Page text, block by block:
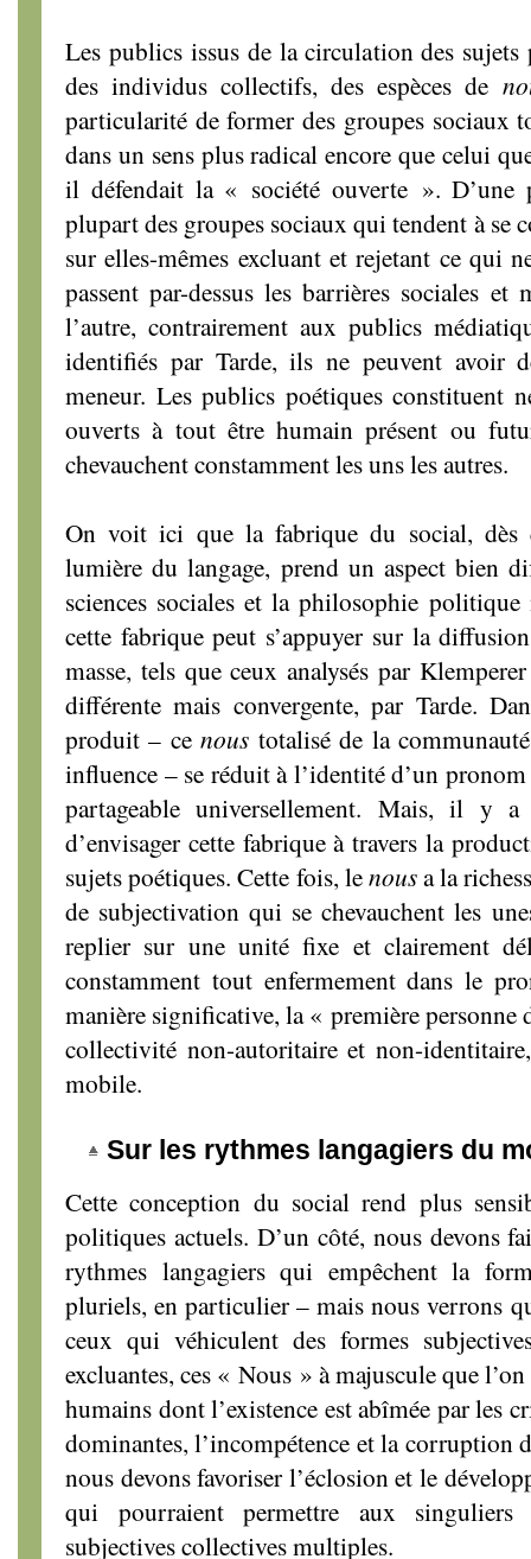
Les publics issus de la circulation des
des individus collectifs, des espèces de
particularité de former des groupes sociaux
dans un sens plus radical encore que celui
il défendait la « société ouverte ». D’une
plupart des groupes sociaux qui tendent à se
sur elles-mêmes excluant et rejetant ce qui
passent par-dessus les barrières sociales
l’autre, contrairement aux publics
identifiés par Tarde, ils ne peuvent avoir
meneur. Les publics poétiques constituent
ouverts à tout être humain présent ou
chevauchent constamment les uns les autres.
On voit ici que la fabrique du social, dès
lumière du langage, prend un aspect bien
sciences sociales et la philosophie
cette fabrique peut s’appuyer sur la
masse, tels que ceux analysés par
différente mais convergente, par Tarde.
produit – cenous totalisé de la
influence – se réduit à l’identité d’un
partageable universellement. Mais, il y
d’envisager cette fabrique à travers la
sujets poétiques. Cette fois, lenousa la
de subjectivation qui se chevauchent les
replier sur une unité fixe et clairement
constamment tout enfermement dans le
manière significative, la « première
collectivité non-autoritaire et non-
mobile.
Sur les rythmes langagiers du
Cette conception du social rend plus
politiques actuels. D’un côté, nous devons
rythmes langagiers qui empêchent la
pluriels, en particulier – mais nous verrons
ceux qui véhiculent des formes
excluantes, ces « Nous » à majuscule que
humains dont l’existence est abîmée par les
dominantes, l’incompétence et la corruption
nous devons favoriser l’éclosion et le
qui pourraient permettre aux singuliers
subjectives collectives multiples.